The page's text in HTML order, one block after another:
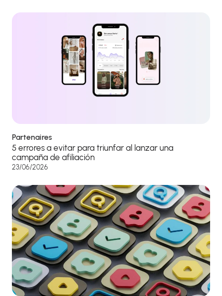
Partenaires
5 errores a evitar para triunfar al lanzar una
campaña de afiliación
23/06/2026